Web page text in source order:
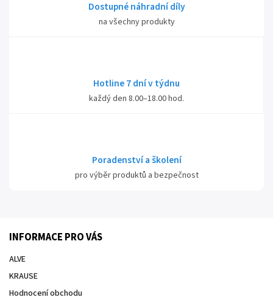
Dostupné náhradní díly
na všechny produkty
Hotline 7 dní v týdnu
každý den 8.00–18.00 hod.
Poradenství a školení
pro výběr produktů a bezpečnost
INFORMACE PRO VÁS
ALVE
KRAUSE
Hodnocení obchodu